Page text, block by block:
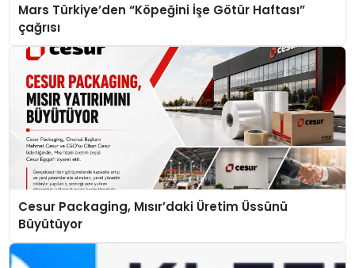
Mars Türkiye’den “Köpeğini İşe Götür Haftası”
çağrısı
Cesur Packaging, Mısır’daki Üretim Üssünü
Büyütüyor